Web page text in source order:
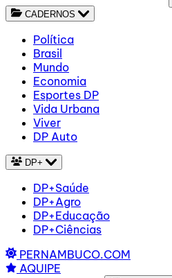
CADERNOS
Política
Brasil
Mundo
Economia
Esportes DP
Vida Urbana
Viver
DP Auto
DP+
DP+Saúde
DP+Agro
DP+Educação
DP+Ciências
PERNAMBUCO.COM
AQUIPE